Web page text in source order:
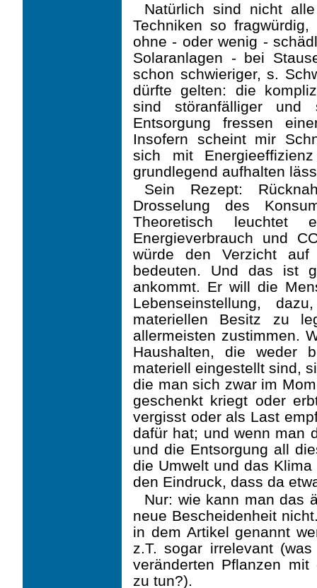
Natürlich sind nicht
Techniken so
ohne - oder wenig -
Solaranlagen - bei
schon schwieriger, s.
dürfte gelten: die
sind störanfälliger und
Entsorgung fressen
Insofern scheint mir
sich mit
grundlegend aufhalten
Sein Rezept:
Drosselung des
Theoretisch
Energieverbrauch und
würde den Verzicht auf
bedeuten. Und das ist
ankommt. Er will die
Lebenseinstellung,
materiellen Besitz zu
allermeisten zustimmen.
Haushalten, die weder
materiell eingestellt sind,
die man sich zwar im
geschenkt kriegt oder
vergisst oder als Last
dafür hat; und wenn man
und die Entsorgung all
die Umwelt und das
den Eindruck, dass da
Nur: wie kann man das
neue Bescheidenheit
in dem Artikel genannt
z.T. sogar irrelevant
veränderten Pflanzen mit
zu tun?).